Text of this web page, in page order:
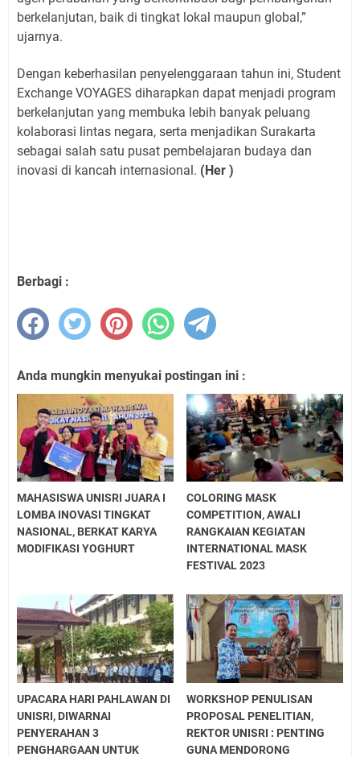
berkelanjutan, baik di tingkat lokal maupun global,”
ujarnya.
Dengan keberhasilan penyelenggaraan tahun ini, Student
Exchange VOYAGES diharapkan dapat menjadi program
berkelanjutan yang membuka lebih banyak peluang
kolaborasi lintas negara, serta menjadikan Surakarta
sebagai salah satu pusat pembelajaran budaya dan
inovasi di kancah internasional. (Her )
Berbagi :
Anda mungkin menyukai postingan ini :
MAHASISWA UNISRI JUARA I
LOMBA INOVASI TINGKAT
NASIONAL, BERKAT KARYA
MODIFIKASI YOGHURT
COLORING MASK
COMPETITION, AWALI
RANGKAIAN KEGIATAN
INTERNATIONAL MASK
FESTIVAL 2023
UPACARA HARI PAHLAWAN DI
UNISRI, DIWARNAI
PENYERAHAN 3
PENGHARGAAN UNTUK
WORKSHOP PENULISAN
PROPOSAL PENELITIAN,
REKTOR UNISRI : PENTING
GUNA MENDORONG